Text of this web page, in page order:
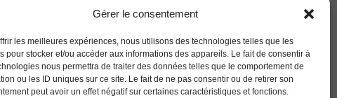
Gérer le consentement
les meilleures expériences, nous utilisons des technologies telles que les
pour stocker et/ou accéder aux informations des appareils. Le fait de consentir à
nous permettra de traiter des données telles que le comportement de
ou les ID uniques sur ce site. Le fait de ne pas consentir ou de retirer son
peut avoir un effet négatif sur certaines caractéristiques et fonctions.